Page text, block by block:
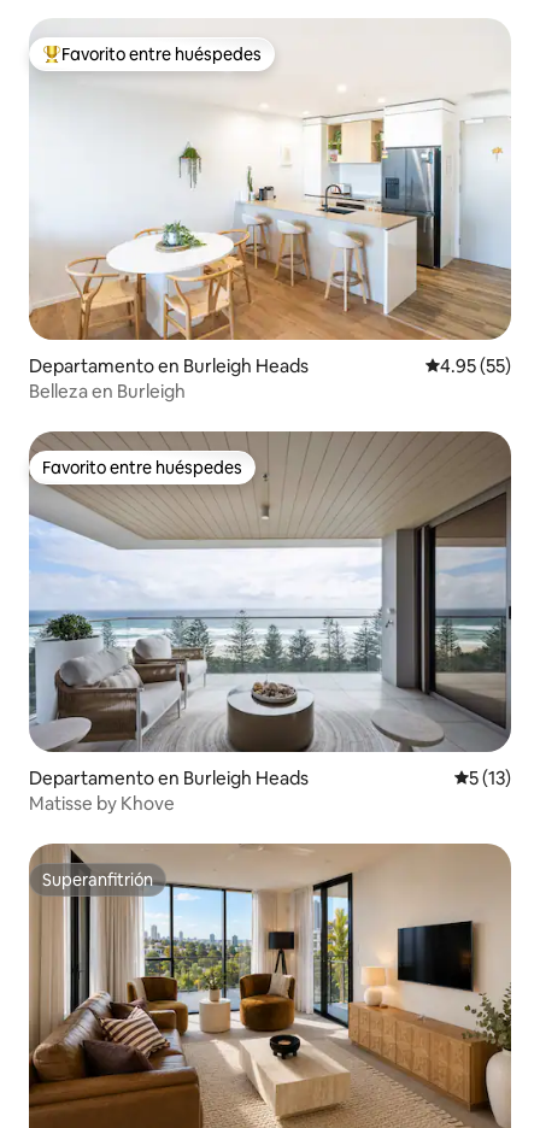
De los mejores en Favorito entre huéspedes
Favorito entre huéspedes
Departamento en Burleigh Heads Calificación
4.95 (55)
Belleza en Burleigh
Favorito entre huéspedes
Favorito entre huéspedes
Departamento en Burleigh Heads
5 (13)
Matisse by Khove
Superanfitrión
Superanfitrión